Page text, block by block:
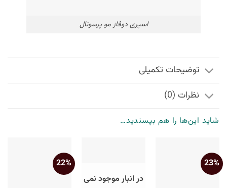
اسپری دوفاز مو پرسونال
توضیحات تکمیلی
نظرات (0)
شاید این‌ها را هم بپسندید…
23%
در انبار موجود نمی
22%